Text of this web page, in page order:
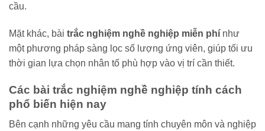
cầu.
Mặt khác, bài trắc nghiệm nghề nghiệp miễn phí như
một phương pháp sàng lọc số lượng ứng viên, giúp tối ưu
thời gian lựa chọn nhân tố phù hợp vào vị trí cần thiết.
Các bài trắc nghiệm nghề nghiệp tính cách
phổ biến hiện nay
Bên cạnh những yêu cầu mang tính chuyên môn và nghiệp